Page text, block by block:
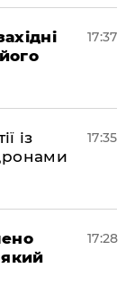
17:37
із
17:35
17:28